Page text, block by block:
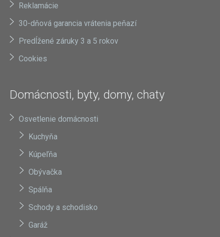
Reklamácie
30-dňová garancia vrátenia peňazí
Predĺžené záruky 3 a 5 rokov
Cookies
Domácnosti, byty, domy, chaty
Osvetlenie domácnosti
Kuchyňa
Kúpeľňa
Obývačka
Spálňa
Schody a schodisko
Garáž